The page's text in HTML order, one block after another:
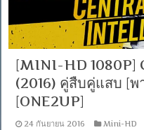
[MINI-HD
(2016) คู่สืบคู่แสบ [
[ONE2UP]
24 กันยายน 2016 Mini-HD